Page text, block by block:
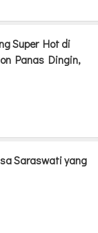
Super Hot di
Panas Dingin,
Saraswati yang